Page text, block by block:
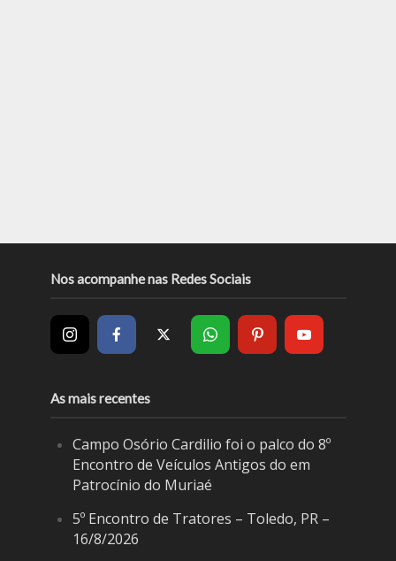
Nos acompanhe nas Redes Sociais
As mais recentes
Campo Osório Cardilio foi o palco do 8º
Encontro de Veículos Antigos do em
Patrocínio do Muriaé
5º Encontro de Tratores – Toledo, PR –
16/8/2026